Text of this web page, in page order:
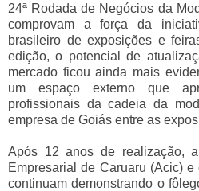
24ª Rodada de Negócios da
comprovam a força da
brasileiro de exposições e
edição, o potencial de
mercado ficou ainda mais
um espaço externo que
profissionais da cadeia da
empresa de Goiás entre as
Após 12 anos de realização,
Empresarial de Caruaru (Acic)
continuam demonstrando o